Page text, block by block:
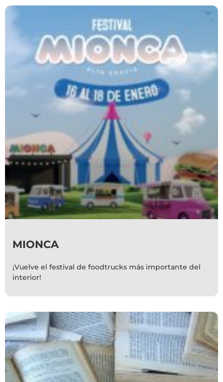
MIONCA
¡Vuelve el festival de foodtrucks más importante del
interior!